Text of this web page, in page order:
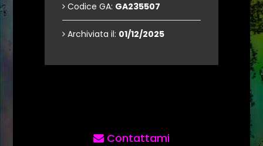
Codice GA: GA235507
Archiviata il: 01/12/2025
Contattami